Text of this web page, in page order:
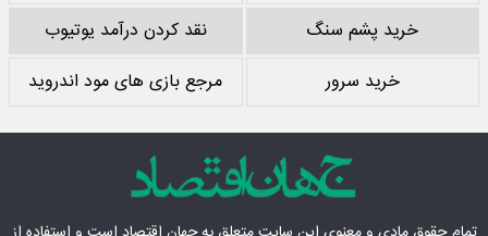
خرید پشم سنگ
نقد کردن درآمد یوتیوب
خرید سرور
مرجع بازی های مود اندروید